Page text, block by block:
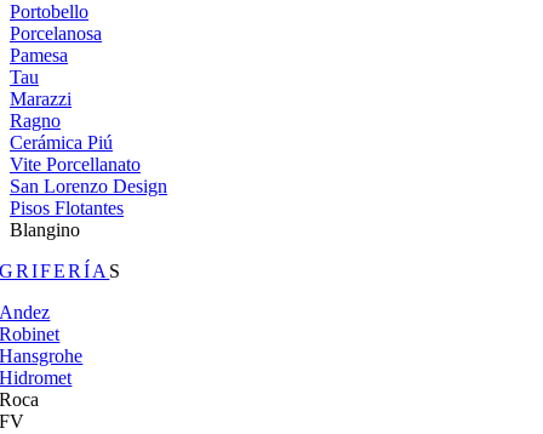
Portobello
Porcelanosa
Pamesa
Tau
Marazzi
Ragno
Cerámica Piú
Vite Porcellanato
San Lorenzo Design
Pisos Flotantes
Blangino
GRIFERÍA S
Andez
Robinet
Hansgrohe
Hidromet
Roca
FV